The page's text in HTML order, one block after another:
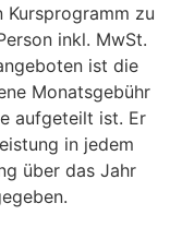
Kursprogramm zu
inkl. MwSt.
ist die
Monatsgebühr
aufgeteilt ist. Er
in jedem
über das Jahr